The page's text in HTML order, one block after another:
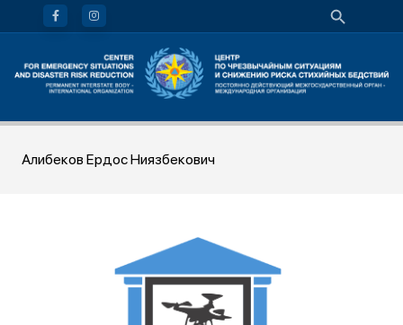
Алибеков Ердос Ниязбекович